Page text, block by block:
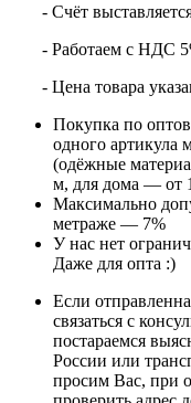
- Счёт
- Работаем с НДС
- Цена товара
Покупка по
одного
(одёжные
м, для дома — от
Максимально
метраже — 7%
У нас нет
Даже для опта :)
Если
связаться с
постараемся
России или
просим Вас, при